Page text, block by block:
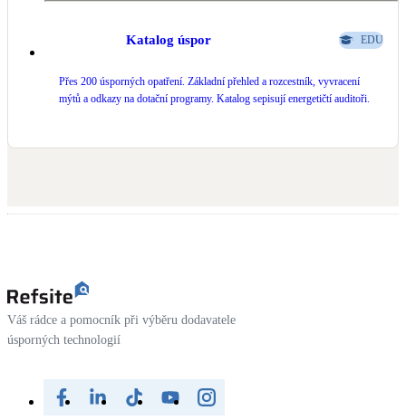
Katalog úspor EDU
Přes 200 úsporných opatření. Základní přehled a rozcestník, vyvracení
mýtů a odkazy na dotační programy. Katalog sepisují energetičtí auditoři.
Váš rádce a pomocník při výběru dodavatele
úsporných technologií